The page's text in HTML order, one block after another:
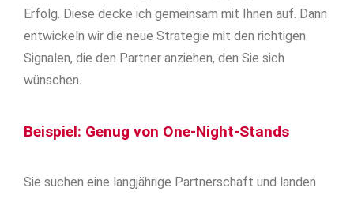
Erfolg. Diese decke ich gemeinsam mit Ihnen auf. Dann
entwickeln wir die neue Strategie mit den richtigen
Signalen, die den Partner anziehen, den Sie sich
wünschen.
Beispiel: Genug von One-Night-Stands
Sie suchen eine langjährige Partnerschaft und landen